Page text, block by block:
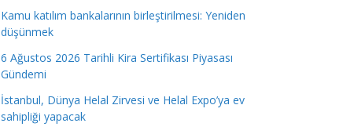
Kamu katılım bankalarının birleştirilmesi: Yeniden
düşünmek
6 Ağustos 2026 Tarihli Kira Sertifikası Piyasası
Gündemi
İstanbul, Dünya Helal Zirvesi ve Helal Expo’ya ev
sahipliği yapacak